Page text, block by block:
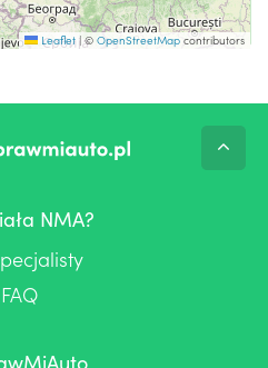
Leaflet |© OpenStreetMap contributors
NMA?
FAQ